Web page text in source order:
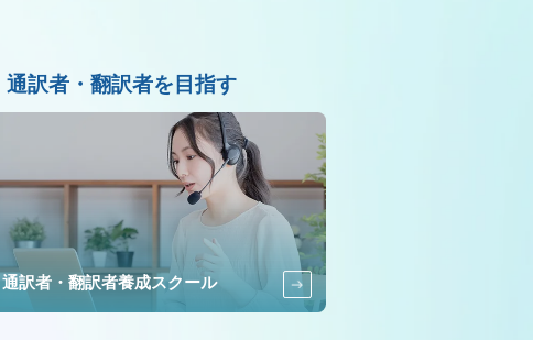
通訳者・翻訳者を目指す
通訳者・翻訳者養成スクール